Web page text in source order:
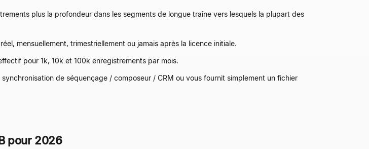
plus la profondeur dans les segments de longue traîne vers lesquels la plupart des
mensuellement, trimestriellement ou jamais après la licence initiale.
pour 1k, 10k et 100k enregistrements par mois.
de séquençage / composeur / CRM ou vous fournit simplement un fichier
pour 2026